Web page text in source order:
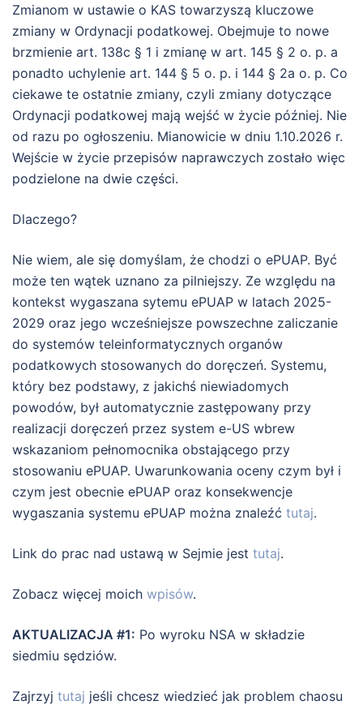
Zmianom w ustawie o KAS towarzyszą kluczowe
zmiany w Ordynacji podatkowej. Obejmuje to nowe
brzmienie art. 138c § 1 i zmianę w art. 145 § 2 o. p. a
ponadto uchylenie art. 144 § 5 o. p. i 144 § 2a o. p. Co
ciekawe te ostatnie zmiany, czyli zmiany dotyczące
Ordynacji podatkowej mają wejść w życie później. Nie
od razu po ogłoszeniu. Mianowicie w dniu 1.10.2026 r.
Wejście w życie przepisów naprawczych zostało więc
podzielone na dwie części.
Dlaczego?
Nie wiem, ale się domyślam, że chodzi o ePUAP. Być
może ten wątek uznano za pilniejszy. Ze względu na
kontekst wygaszana sytemu ePUAP w latach 2025-
2029 oraz jego wcześniejsze powszechne zaliczanie
do systemów teleinformatycznych organów
podatkowych stosowanych do doręczeń. Systemu,
który bez podstawy, z jakichś niewiadomych
powodów, był automatycznie zastępowany przy
realizacji doręczeń przez system e-US wbrew
wskazaniom pełnomocnika obstającego przy
stosowaniu ePUAP. Uwarunkowania oceny czym był i
czym jest obecnie ePUAP oraz konsekwencje
wygaszania systemu ePUAP można znaleźć tutaj.
Link do prac nad ustawą w Sejmie jest tutaj.
Zobacz więcej moich wpisów.
AKTUALIZACJA #1: Po wyroku NSA w składzie
siedmiu sędziów.
Zajrzyj tutaj jeśli chcesz wiedzieć jak problem chaosu